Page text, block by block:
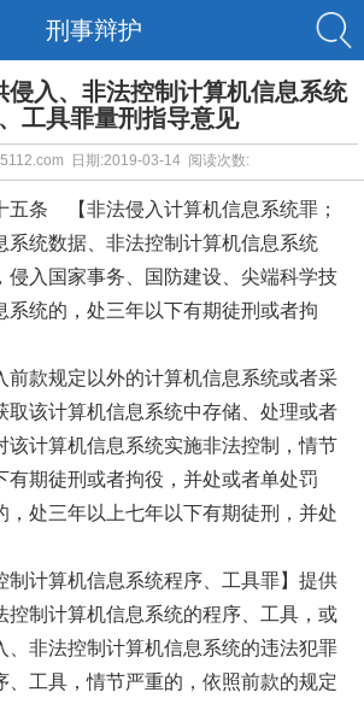
刑事辩护
侵入、非法控制计算机信息系统
工具罪量刑指导意见
日期:2019-03-14 阅读次数:
五条 【非法侵入计算机信息系统罪；
系统数据、非法控制计算机信息系统
侵入国家事务、国防建设、尖端科学技
系统的，处三年以下有期徒刑或者拘
前款规定以外的计算机信息系统或者采
取该计算机信息系统中存储、处理或者
该计算机信息系统实施非法控制，情节
有期徒刑或者拘役，并处或者单处罚
，处三年以上七年以下有期徒刑，并处
制计算机信息系统程序、工具罪】提供
控制计算机信息系统的程序、工具，或
、非法控制计算机信息系统的违法犯罪
、工具，情节严重的，依照前款的规定